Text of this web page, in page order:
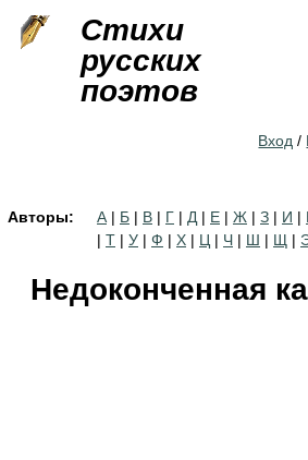
Стихи
русских
поэтов
Вход /
Авторы: А | Б | В | Г | Д | Е | Ж | З | И |
| Т | У | Ф | Х | Ц | Ч | Ш | Щ |
Недоконченная